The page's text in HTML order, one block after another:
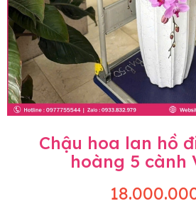
Chậu hoa lan hồ
hoàng 5 cành